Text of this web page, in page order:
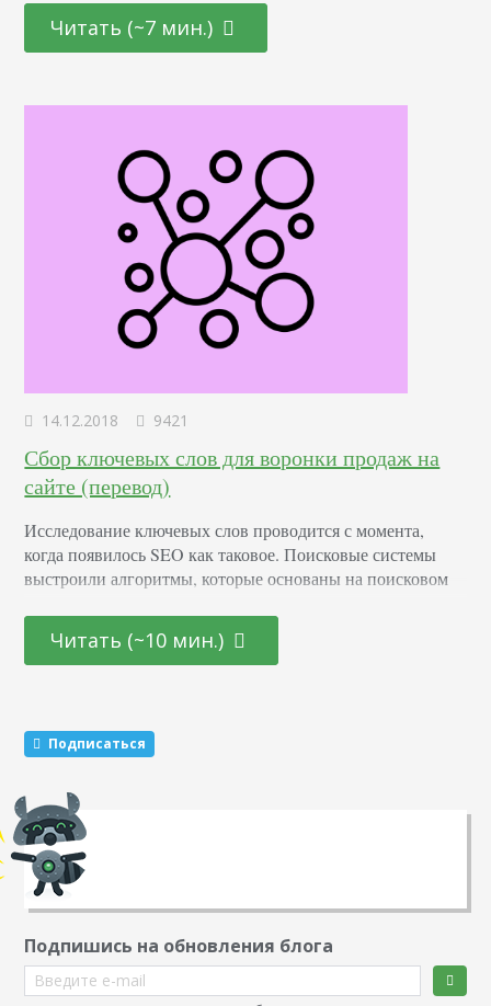
можете ее захватить. Создайте сводную таблицу Что
именно сейчас ищут ваши покупатели? Какие их вопросы
Читать (~7 мин.)
14.12.2018 9421
Сбор ключевых слов для воронки продаж на
сайте (перевод)
Исследование ключевых слов проводится с момента,
когда появилось SEO как таковое. Поисковые системы
выстроили алгоритмы, которые основаны на поисковом
контента конкретному вопросу. Потом появилась новая
рекламная платформа — Google AdWords (теперь Google
по любому запросу. Планировщик ключевых слов стад…
Читать (~10 мин.)
Подписаться
Подпишись на обновления блога
Введите e-mail